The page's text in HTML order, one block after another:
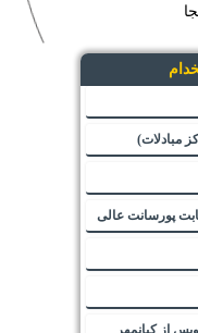
مبادلات)
پورسانت عالی